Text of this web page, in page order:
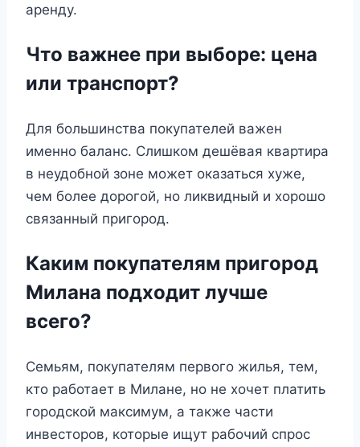
аренду.
Что важнее при выборе: цена
или транспорт?
Для большинства покупателей важен
именно баланс. Слишком дешёвая квартира
в неудобной зоне может оказаться хуже,
чем более дорогой, но ликвидный и хорошо
связанный пригород.
Каким покупателям пригород
Милана подходит лучше
всего?
Семьям, покупателям первого жилья, тем,
кто работает в Милане, но не хочет платить
городской максимум, а также части
инвесторов, которые ищут рабочий спрос